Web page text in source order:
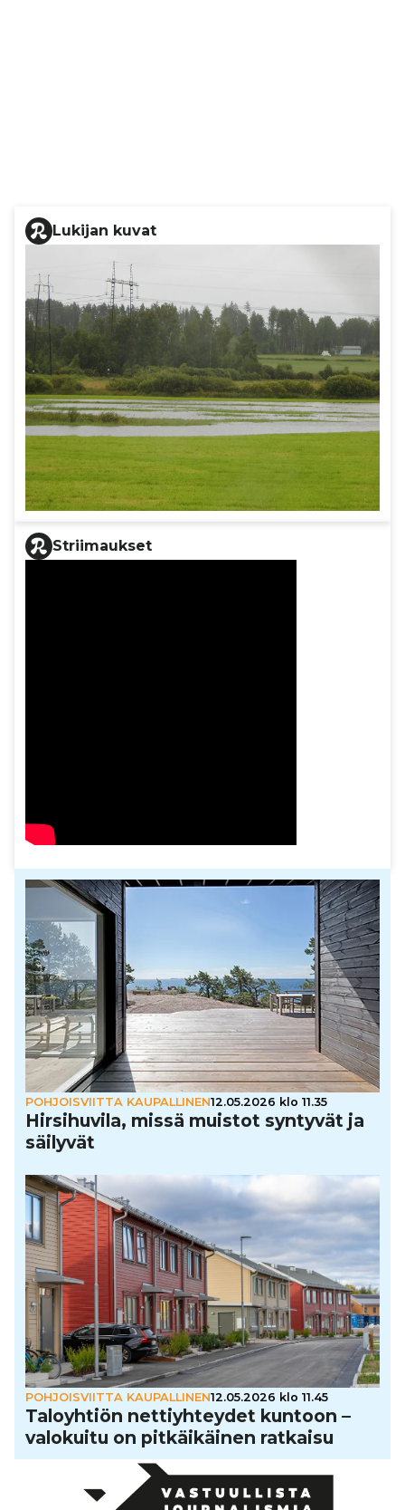
Lukijan kuvat
Striimaukset
POHJOISVIITTA KAUPALLINEN12.05.2026 klo 11.35
Hir­si­hu­vila, missä muistot syntyvät ja
säilyvät
POHJOISVIITTA KAUPALLINEN12.05.2026 klo 11.45
Talo­yh­tiön net­tiyh­tey­det kuntoon –
valokuitu on pit­käi­käi­nen ratkaisu